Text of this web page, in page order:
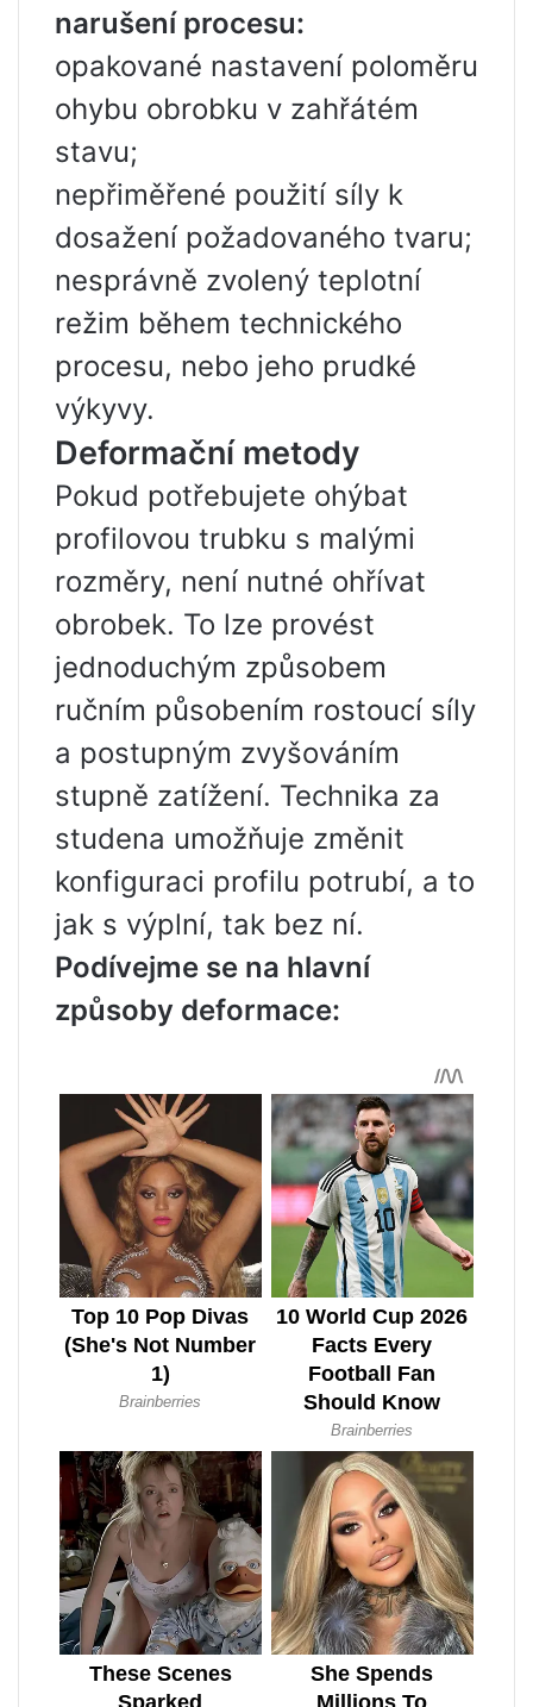
narušení procesu:
opakované nastavení poloměru
ohybu obrobku v zahřátém
stavu;
nepřiměřené použití síly k
dosažení požadovaného tvaru;
nesprávně zvolený teplotní
režim během technického
procesu, nebo jeho prudké
výkyvy.
Deformační metody
Pokud potřebujete ohýbat
profilovou trubku s malými
rozměry, není nutné ohřívat
obrobek. To lze provést
jednoduchým způsobem
ručním působením rostoucí síly
a postupným zvyšováním
stupně zatížení. Technika za
studena umožňuje změnit
konfiguraci profilu potrubí, a to
jak s výplní, tak bez ní.
Podívejme se na hlavní
způsoby deformace: